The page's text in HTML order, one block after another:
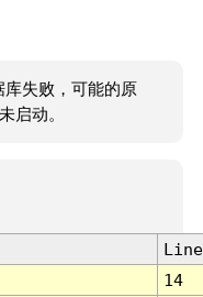
库失败，可能的原
启动。
Line
14